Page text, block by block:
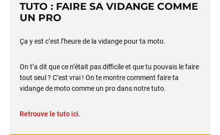
TUTO : FAIRE SA VIDANGE COMME
UN PRO
Ça y est c’est l’heure de la vidange pour ta moto.
On t’a dit que ce n’était pas difficile et que tu pouvais le faire
tout seul ? C’est vrai ! On te montre comment faire ta
vidange de moto comme un pro dans notre tuto.
Retrouve le tuto ici.